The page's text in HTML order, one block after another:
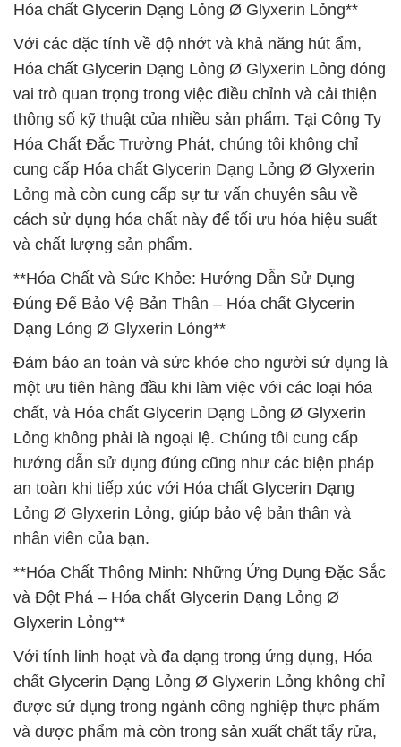
Hóa chất Glycerin Dạng Lỏng Ø Glyxerin Lỏng**
Với các đặc tính về độ nhớt và khả năng hút ẩm,
Hóa chất Glycerin Dạng Lỏng Ø Glyxerin Lỏng đóng
vai trò quan trọng trong việc điều chỉnh và cải thiện
thông số kỹ thuật của nhiều sản phẩm. Tại Công Ty
Hóa Chất Đắc Trường Phát, chúng tôi không chỉ
cung cấp Hóa chất Glycerin Dạng Lỏng Ø Glyxerin
Lỏng mà còn cung cấp sự tư vấn chuyên sâu về
cách sử dụng hóa chất này để tối ưu hóa hiệu suất
và chất lượng sản phẩm.
**Hóa Chất và Sức Khỏe: Hướng Dẫn Sử Dụng
Đúng Để Bảo Vệ Bản Thân – Hóa chất Glycerin
Dạng Lỏng Ø Glyxerin Lỏng**
Đảm bảo an toàn và sức khỏe cho người sử dụng là
một ưu tiên hàng đầu khi làm việc với các loại hóa
chất, và Hóa chất Glycerin Dạng Lỏng Ø Glyxerin
Lỏng không phải là ngoại lệ. Chúng tôi cung cấp
hướng dẫn sử dụng đúng cũng như các biện pháp
an toàn khi tiếp xúc với Hóa chất Glycerin Dạng
Lỏng Ø Glyxerin Lỏng, giúp bảo vệ bản thân và
nhân viên của bạn.
**Hóa Chất Thông Minh: Những Ứng Dụng Đặc Sắc
và Đột Phá – Hóa chất Glycerin Dạng Lỏng Ø
Glyxerin Lỏng**
Với tính linh hoạt và đa dạng trong ứng dụng, Hóa
chất Glycerin Dạng Lỏng Ø Glyxerin Lỏng không chỉ
được sử dụng trong ngành công nghiệp thực phẩm
và dược phẩm mà còn trong sản xuất chất tẩy rửa,